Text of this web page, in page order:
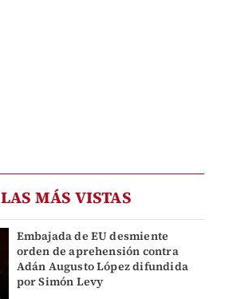
LAS MÁS VISTAS
Embajada de EU desmiente
orden de aprehensión contra
Adán Augusto López difundida
por Simón Levy